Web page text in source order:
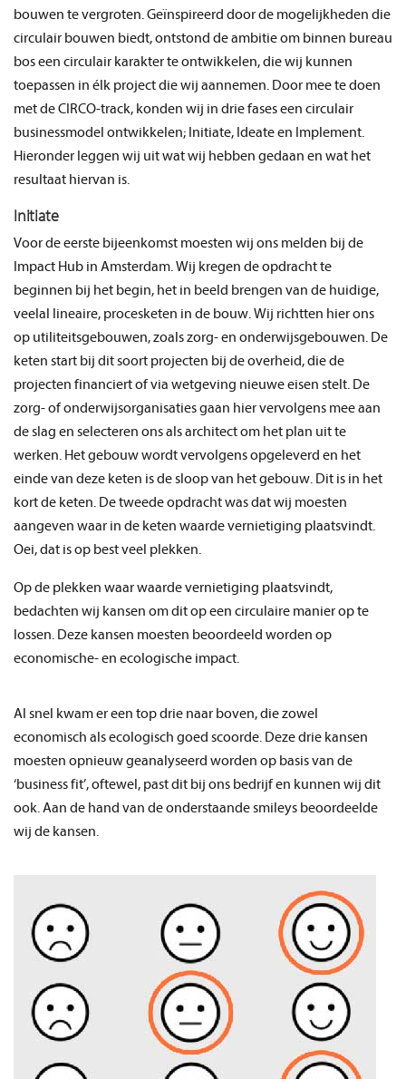
bouwen te vergroten. Geïnspireerd door de mogelijkheden die
circulair bouwen biedt, ontstond de ambitie om binnen bureau
bos een circulair karakter te ontwikkelen, die wij kunnen
toepassen in élk project die wij aannemen. Door mee te doen
met de CIRCO-track, konden wij in drie fases een circulair
businessmodel ontwikkelen; Initiate, Ideate en Implement.
Hieronder leggen wij uit wat wij hebben gedaan en wat het
resultaat hiervan is.
Initiate
Voor de eerste bijeenkomst moesten wij ons melden bij de
Impact Hub in Amsterdam. Wij kregen de opdracht te
beginnen bij het begin, het in beeld brengen van de huidige,
veelal lineaire, procesketen in de bouw. Wij richtten hier ons
op utiliteitsgebouwen, zoals zorg- en onderwijsgebouwen. De
keten start bij dit soort projecten bij de overheid, die de
projecten financiert of via wetgeving nieuwe eisen stelt. De
zorg- of onderwijsorganisaties gaan hier vervolgens mee aan
de slag en selecteren ons als architect om het plan uit te
werken. Het gebouw wordt vervolgens opgeleverd en het
einde van deze keten is de sloop van het gebouw. Dit is in het
kort de keten. De tweede opdracht was dat wij moesten
aangeven waar in de keten waarde vernietiging plaatsvindt.
Oei, dat is op best veel plekken.
Op de plekken waar waarde vernietiging plaatsvindt,
bedachten wij kansen om dit op een circulaire manier op te
lossen. Deze kansen moesten beoordeeld worden op
economische- en ecologische impact.
Al snel kwam er een topdrie naar boven, die zowel
economisch als ecologisch goed scoorde. Dezedrie kansen
moesten opnieuwgeanalyseerd worden op basis van de
‘business fit’, oftewel, past dit bij ons bedrijf en kunnen wij dit
ook.Aan de hand van de onderstaande smileys beoordeelde
wij de kansen.